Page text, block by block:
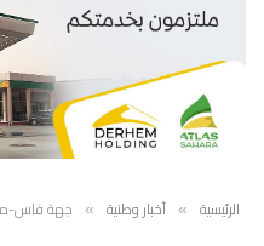
الرئيسية » أخبار وطنية » جهة فاس-مكناس :